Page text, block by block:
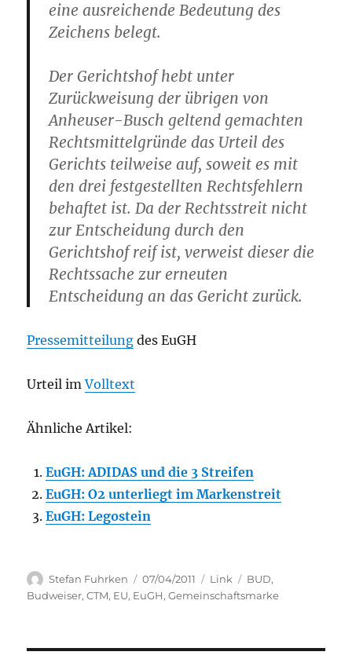
eine ausreichende Bedeutung des
Zeichens belegt.
Der Gerichtshof hebt unter
Zurückweisung der übrigen von
Anheuser-Busch geltend gemachten
Rechtsmittelgründe das Urteil des
Gerichts teilweise auf, soweit es mit
den drei festgestellten Rechtsfehlern
behaftet ist. Da der Rechtsstreit nicht
zur Entscheidung durch den
Gerichtshof reif ist, verweist dieser die
Rechtssache zur erneuten
Entscheidung an das Gericht zurück.
Pressemitteilung des EuGH
Urteil imVolltext
Ähnliche Artikel:
EuGH: ADIDAS und die 3 Streifen
EuGH: O2 unterliegt im Markenstreit
EuGH: Legostein
Author
Stefan Fuhrken
Posted
on
07/04/2011 Categories
Link Tags
BUD,
Budweiser,CTM, EU, EuGH,Gemeinschaftsmarke